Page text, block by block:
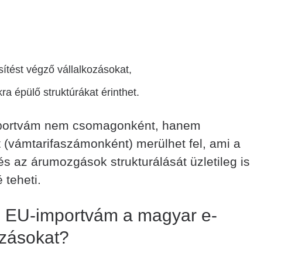
végző vállalkozásokat,
épülő struktúrákat érinthet.
nem csomagonként, hanem
merülhet fel, ami a
az árumozgások strukturálását üzletileg is
teheti.
importvám a magyar e-